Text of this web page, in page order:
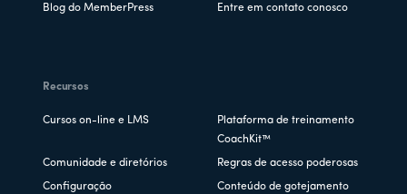
Blog do MemberPress Entre em contato conosco
Recursos
Cursos on-line e LMS
Plataforma de treinamento
CoachKit™
Comunidade e diretórios Regras de acesso poderosas
Configuração
Conteúdo de gotejamento